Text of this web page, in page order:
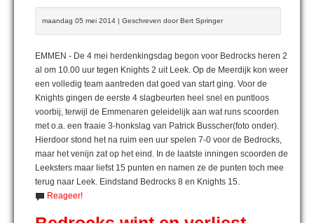
maandag 05 mei 2014 | Geschreven door Bert Springer
EMMEN - De 4 mei herdenkingsdag begon voor Bedrocks heren 2
al om 10.00 uur tegen Knights 2 uit Leek. Op de Meerdijk kon weer
een volledig team aantreden dat goed van start ging. Voor de
Knights gingen de eerste 4 slagbeurten heel snel en puntloos
voorbij, terwijl de Emmenaren geleidelijk aan wat runs scoorden
met o.a. een fraaie 3-honkslag van Patrick Busscher(foto onder).
Hierdoor stond het na ruim een uur spelen 7-0 voor de Bedrocks,
maar het venijn zat op het eind. In de laatste inningen scoorden de
Leeksters maar liefst 15 punten en namen ze de punten toch mee
terug naar Leek. Eindstand Bedrocks 8 en Knights 15.
Reageer!